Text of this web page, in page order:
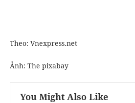
Theo: Vnexpress.net
Ảnh: The pixabay
You Might Also Like